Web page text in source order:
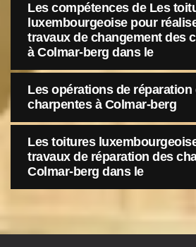
Les compétences de Les
luxembourgeoise pour
travaux de changement des
à Colmar-berg dans le
Les opérations de réparation
charpentes à Colmar-berg
Les toitures
travaux de réparation des
Colmar-berg dans le